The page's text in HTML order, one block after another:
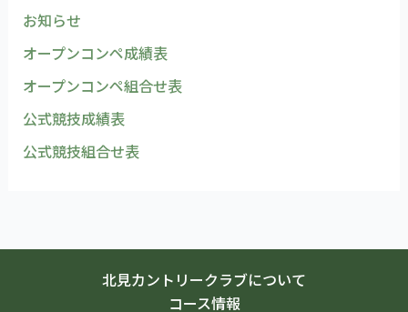
お知らせ
オープンコンペ成績表
オープンコンペ組合せ表
公式競技成績表
公式競技組合せ表
北見カントリークラブについて
コース情報